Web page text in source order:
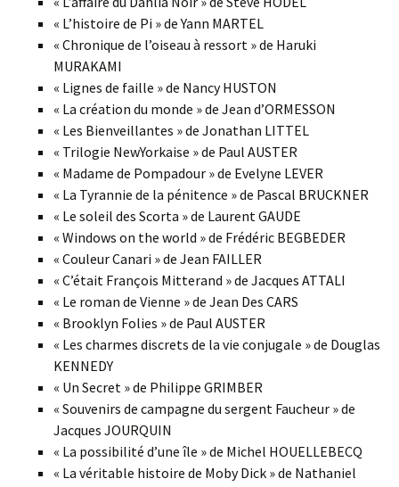
« L’histoire de Pi » de Yann MARTEL
« Chronique de l’oiseau à ressort » de Haruki
MURAKAMI
« Lignes de faille » de Nancy HUSTON
« La création du monde » de Jean d’ORMESSON
« Les Bienveillantes » de Jonathan LITTEL
« Trilogie NewYorkaise » de Paul AUSTER
« Madame de Pompadour » de Evelyne LEVER
« La Tyrannie de la pénitence » de Pascal BRUCKNER
« Le soleil des Scorta » de Laurent GAUDE
« Windows on the world » de Frédéric BEGBEDER
« Couleur Canari » de Jean FAILLER
« C’était François Mitterand » de Jacques ATTALI
« Le roman de Vienne » de Jean Des CARS
« Brooklyn Folies » de Paul AUSTER
« Les charmes discrets de la vie conjugale » de Douglas
KENNEDY
« Un Secret » de Philippe GRIMBER
« Souvenirs de campagne du sergent Faucheur » de
Jacques JOURQUIN
« La possibilité d’une île » de Michel HOUELLEBECQ
« La véritable histoire de Moby Dick » de Nathaniel